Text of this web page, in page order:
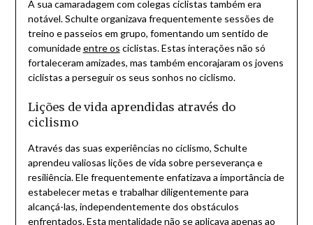
A sua camaradagem com colegas ciclistas também era
notável. Schulte organizava frequentemente sessões de
treino e passeios em grupo, fomentando um sentido de
comunidadeentre os ciclistas. Estas interações não só
fortaleceram amizades, mas também encorajaram os jovens
ciclistas a perseguir os seus sonhos no ciclismo.
Lições de vida aprendidas através do
ciclismo
Através das suas experiências no ciclismo, Schulte
aprendeu valiosas lições de vida sobre perseverança e
resiliência. Ele frequentemente enfatizava a importância de
estabelecer metas e trabalhar diligentemente para
alcançá-las, independentemente dos obstáculos
enfrentados. Esta mentalidade não se aplicava apenas ao